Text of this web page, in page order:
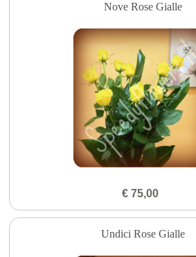
Nove Rose Gialle
€ 75,00
Undici Rose Gialle